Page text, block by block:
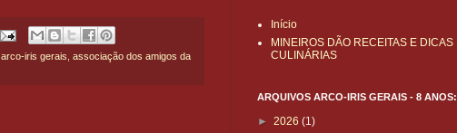
arco-iris gerais associação dos amigos da
Início
MINEIROS DÃO RECEITAS E DICAS
CULINÁRIAS
ARQUIVOS ARCO-IRIS GERAIS - 8 ANOS:
► 2026 (1)